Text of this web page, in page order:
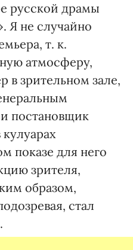
русской драмы
Я не случайно
т. к.
атмосферу,
в зрительном зале,
постановщик
показе для него
зрителя,
образом,
стал